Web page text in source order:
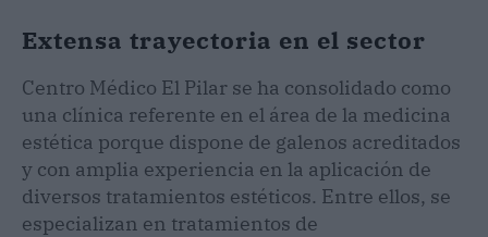
Extensa trayectoria en el sector
Centro Médico El Pilar se ha consolidado como
una clínica referente en el área de la medicina
estética porque dispone de galenos acreditados
y con amplia experiencia en la aplicación de
diversos tratamientos estéticos. Entre ellos, se
especializan en tratamientos de